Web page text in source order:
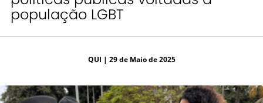
população LGBT
QUI | 29 de Maio de 2025